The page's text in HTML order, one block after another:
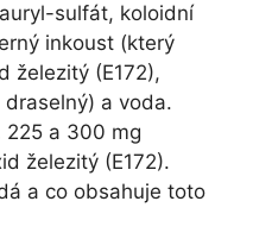
sulfát, koloidní
inkoust (který
železitý (E172),
a voda.
225 a 300 mg
železitý (E172).
a co obsahuje toto